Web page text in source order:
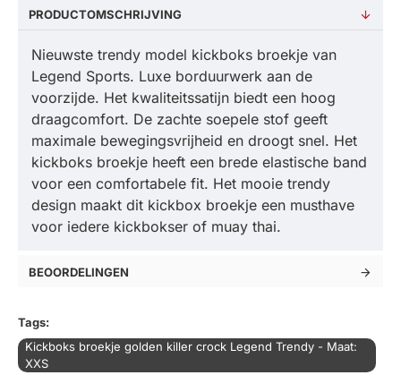
PRODUCTOMSCHRIJVING
Nieuwste trendy model kickboks broekje van
Legend Sports. Luxe borduurwerk aan de
voorzijde. Het kwaliteitssatijn biedt een hoog
draagcomfort. De zachte soepele stof geeft
maximale bewegingsvrijheid en droogt snel. Het
kickboks broekje heeft een brede elastische band
voor een comfortabele fit. Het mooie trendy
design maakt dit kickbox broekje een musthave
voor iedere kickbokser of muay thai.
BEOORDELINGEN
Tags:
Kickboks broekje golden killer crock Legend Trendy - Maat:
XXS